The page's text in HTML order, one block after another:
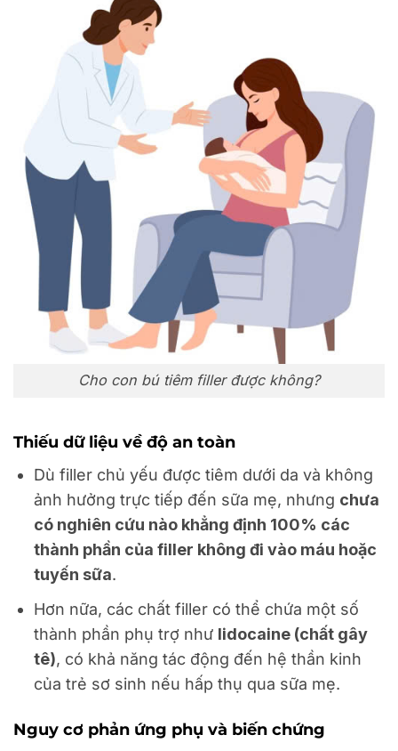
Cho con bú tiêm filler được không?
Thiếu dữ liệu về độ an toàn
Dù filler chủ yếu được tiêm dưới da và không
ảnh hưởng trực tiếp đến sữa mẹ, nhưng chưa
có nghiên cứu nào khẳng định 100% các
thành phần của filler không đi vào máu hoặc
tuyến sữa.
Hơn nữa, các chất filler có thể chứa một số
thành phần phụ trợ như lidocaine (chất gây
tê), có khả năng tác động đến hệ thần kinh
của trẻ sơ sinh nếu hấp thụ qua sữa mẹ.
Nguy cơ phản ứng phụ và biến chứng